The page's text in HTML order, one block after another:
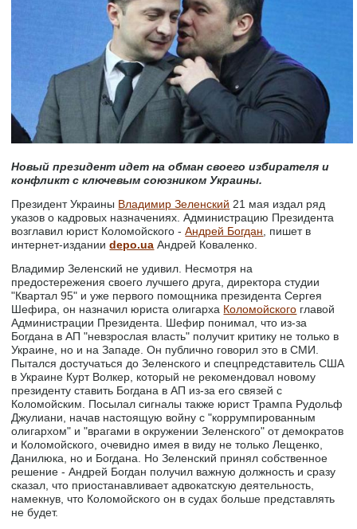
Новый президент идет на обман своего избирателя и
конфликт с ключевым союзником Украины.
Президент Украины Владимир Зеленский 21 мая издал ряд
указов о кадровых назначениях. Администрацию Президента
возглавил юрист Коломойского -Андрей Богдан , пишет в
интернет-изданииdepo.ua Андрей Коваленко.
Владимир Зеленский не удивил. Несмотря на
предостережения своего лучшего друга, директора студии
"Квартал 95" и уже первого помощника президента Сергея
Шефира, он назначил юриста олигарха Коломойского главой
Администрации Президента. Шефир понимал, что из-за
Богдана в АП "невзрослая власть" получит критику не только в
Украине, но и на Западе. Он публично говорил это в СМИ.
Пытался достучаться до Зеленского и спецпредставитель США
в Украине Курт Волкер, который не рекомендовал новому
президенту ставить Богдана в АП из-за его связей с
Коломойским. Посылал сигналы также юрист Трампа Рудольф
Джулиани, начав настоящую войну с "коррумпированным
олигархом" и "врагами в окружении Зеленского" от демократов
и Коломойского, очевидно имея в виду не только Лещенко,
Данилюка, но и Богдана. Но Зеленский принял собственное
решение - Андрей Богдан получил важную должность и сразу
сказал, что приостанавливает адвокатскую деятельность,
намекнув, что Коломойского он в судах больше представлять
не будет.